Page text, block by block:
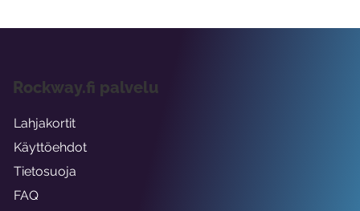
Rockway.fi palvelu
Lahjakortit
Käyttöehdot
Tietosuoja
FAQ